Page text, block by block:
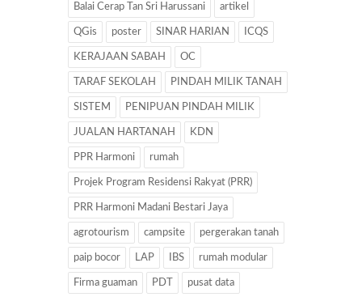
Balai Cerap Tan Sri Harussani artikel
QGis poster SINAR HARIAN ICQS
KERAJAAN SABAH OC
TARAF SEKOLAH PINDAH MILIK TANAH
SISTEM PENIPUAN PINDAH MILIK
JUALAN HARTANAH KDN
PPR Harmoni rumah
Projek Program Residensi Rakyat (PRR)
PRR Harmoni Madani Bestari Jaya
agrotourism campsite pergerakan tanah
paip bocor LAP IBS rumah modular
Firma guaman PDT pusat data